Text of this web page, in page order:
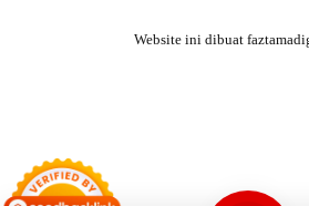
Website ini dibuat